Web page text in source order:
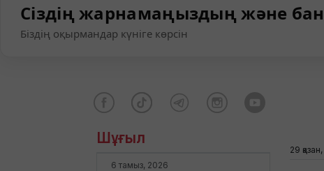
Сіздің жарнамаңыздың және
Біздің оқырмандар күніге көрсін
Шұғыл
6 тамыз, 2026
29